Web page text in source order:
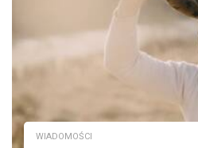
WIADOMOŚCI